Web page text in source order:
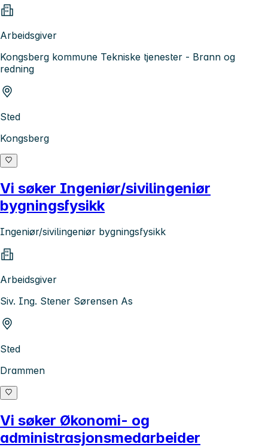
Arbeidsgiver
Kongsberg kommune Tekniske tjenester - Brann og
redning
Sted
Kongsberg
Vi søker Ingeniør/sivilingeniør
bygningsfysikk
Ingeniør/sivilingeniør bygningsfysikk
Arbeidsgiver
Siv. Ing. Stener Sørensen As
Sted
Drammen
Vi søker Økonomi- og
administrasjonsmedarbeider